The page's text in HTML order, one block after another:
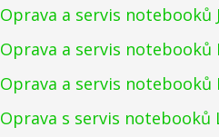
Oprava a servis notebooků
Oprava a servis notebooků
Oprava a servis notebooků
Oprava s servis notebooků